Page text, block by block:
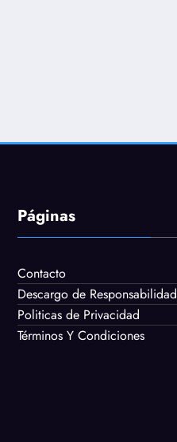
Páginas
Contacto
Descargo de Responsabilidad
Politicas de Privacidad
Términos Y Condiciones